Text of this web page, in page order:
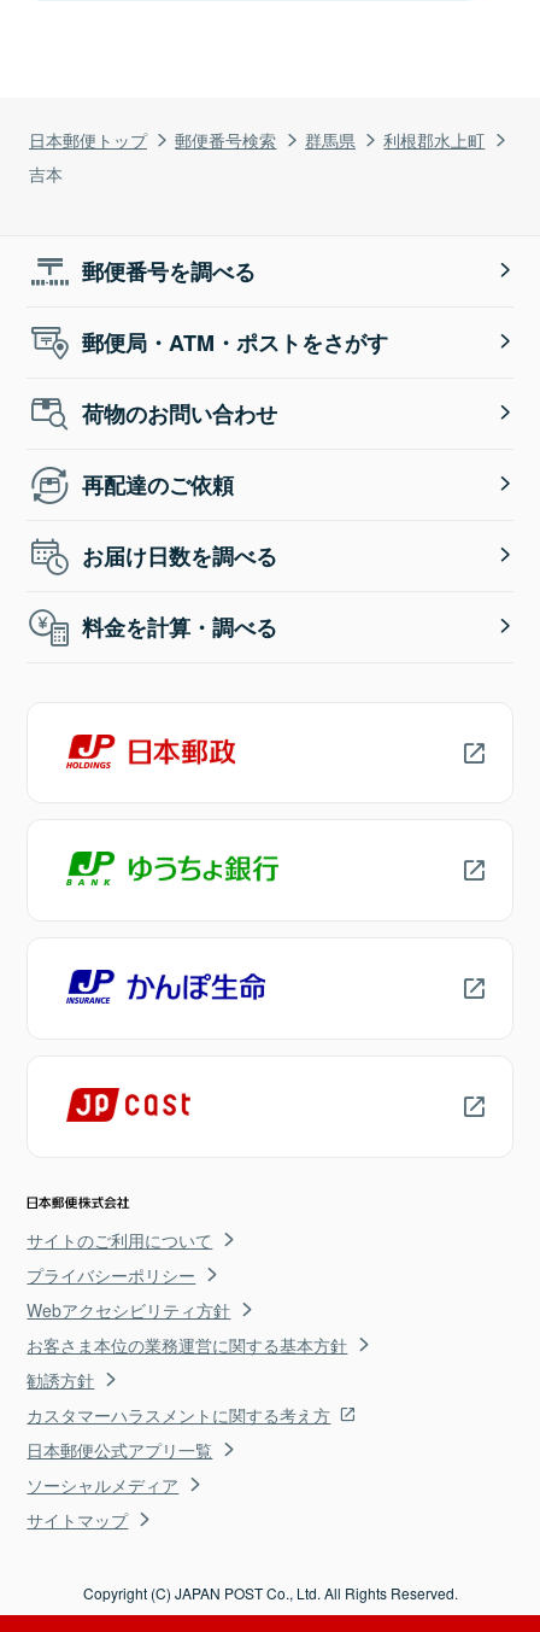
日本郵便トップ 郵便番号検索 群馬県
利根郡水上町
吉本
郵便番号を調べる
郵便局・ATM・ポストをさがす
荷物のお問い合わせ
再配達のご依頼
お届け日数を調べる
料金を計算・調べる
サイトのご利用について
プライバシーポリシー
Webアクセシビリティ方針
お客さま本位の業務運営に関する基本方針
勧誘方針
カスタマーハラスメントに関する考え方
日本郵便公式アプリ一覧
ソーシャルメディア
サイトマップ
Copyright (C) JAPAN POST Co., Ltd. All Rights Reserved.